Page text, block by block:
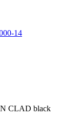
14
CLAD black